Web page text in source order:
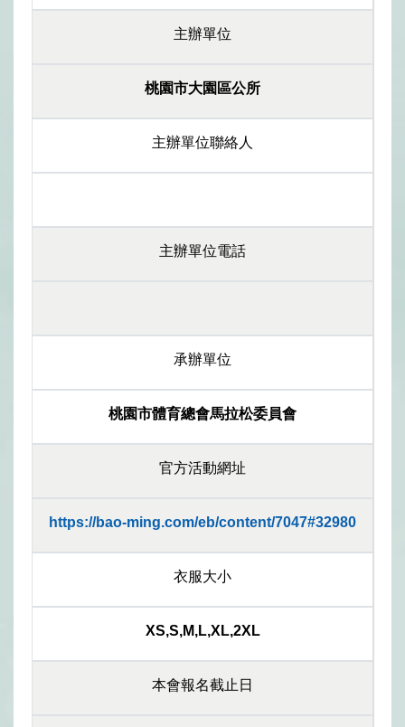
主辦單位
桃園市大園區公所
主辦單位聯絡人
主辦單位電話
承辦單位
桃園市體育總會馬拉松委員會
官方活動網址
https://bao-ming.com/eb/content/7047#32980
衣服大小
XS,S,M,L,XL,2XL
本會報名截止日